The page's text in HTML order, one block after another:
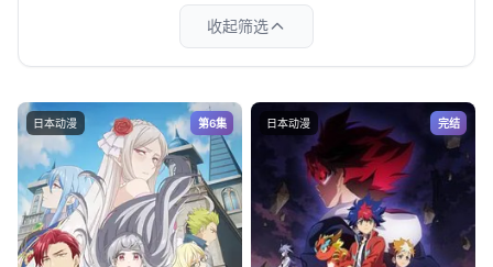
收起筛选
日本动漫 第6集 日本动漫 完结